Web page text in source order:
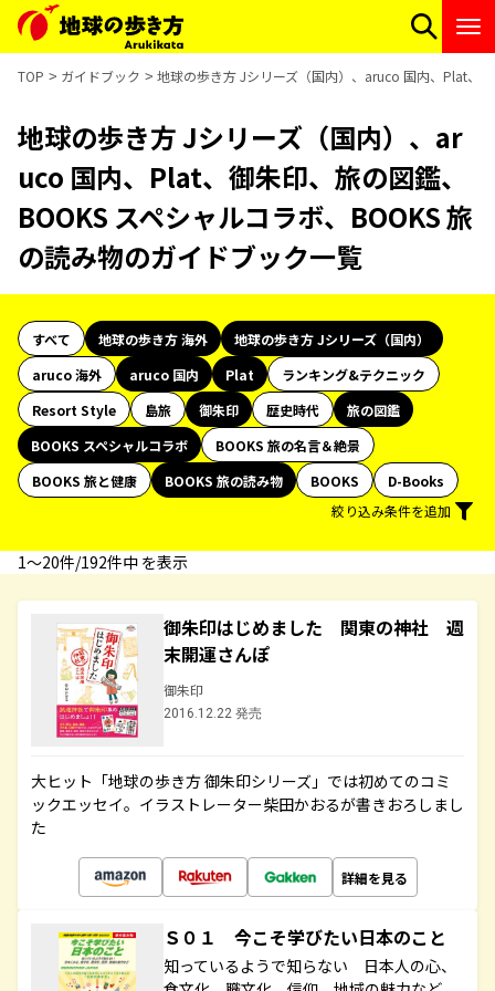
TOP ガイドブック 地球の歩き方 Jシリーズ（国内）、aruco 国内、Plat、
地球の歩き方 Jシリーズ（国内）、ar
uco 国内、Plat、御朱印、旅の図鑑、
BOOKS スペシャルコラボ、BOOKS 旅
の読み物のガイドブック一覧
すべて 地球の歩き方 海外
地球の歩き方 Jシリーズ（国内）
aruco 海外
aruco 国内 Plat
ランキング&テクニック
Resort Style
島旅 御朱印 歴史時代
旅の図鑑
BOOKS スペシャルコラボ
BOOKS 旅の名言＆絶景
BOOKS 旅と健康
BOOKS 旅の読み物 BOOKS
D-Books
絞り込み条件を追加
1〜20件/192件中 を表示
御朱印はじめました 関東の神社 週
末開運さんぽ
御朱印
2016.12.22 発売
大ヒット「地球の歩き方 御朱印シリーズ」では初めてのコミ
ックエッセイ。イラストレーター柴田かおるが書きおろしまし
た
詳細を見る
Ｓ０１ 今こそ学びたい日本のこと
知っているようで知らない 日本人の心、